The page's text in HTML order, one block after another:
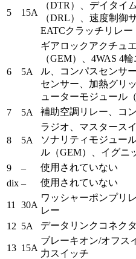
5 15A
（DTR）、デイタイ
（DRL）、速度制御
EATCクラッチリレー
6 5A
ギアロックアクチュ
（GEM）、4WAS 4
ル、コンパスセンサ
センサー、加熱グリ
ューターモジュール（
7
5A 補助空調リレー、コ
8 5A
ラジオ、マスタース
ソナリティモジュー
ル（GEM）、イグニ
9
–
使用されていない
dix – 使用されていない
11 30A
ワッシャーポンプリ
レー
12 5A データリンクコネク
13 15A
ブレーキオン/オフス
力スイッチ